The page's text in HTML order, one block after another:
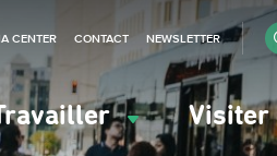
Visiter
CENTER CONTACT NEWSLETTER